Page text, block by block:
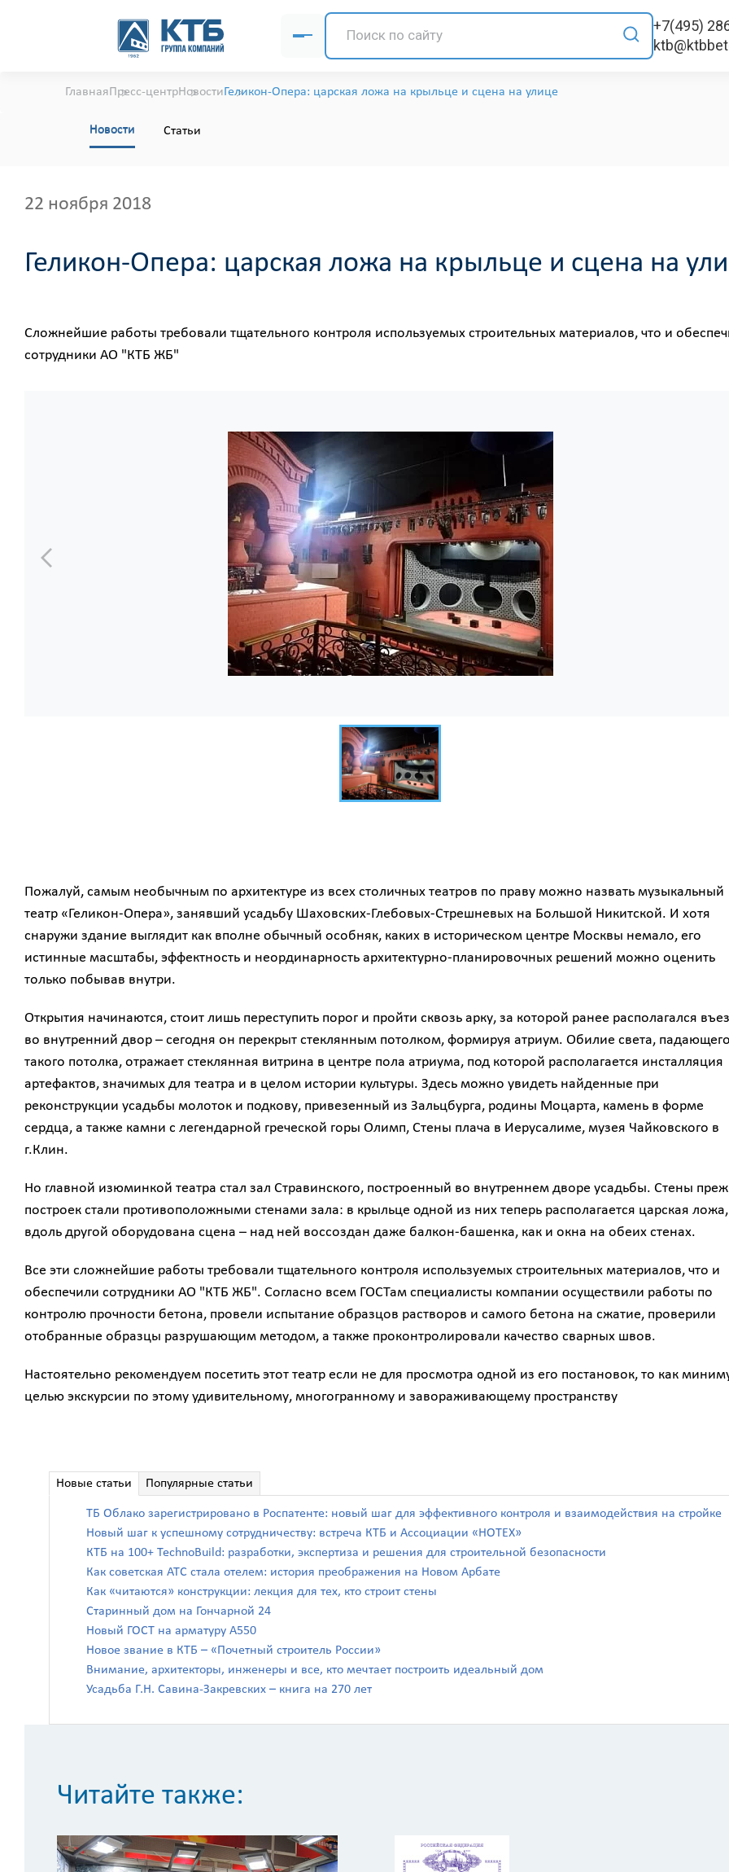
+7(495)
ГлавнаяПресс-центрНовостиГеликон-Опера: царская ложа на крыльце и сцена на улице
Новости Статьи
22 ноября 2018
Геликон-Опера: царская ложа на крыльце и сцена на
Cложнейшие работы требовали тщательного контроля используемых строительных материалов, что и
сотрудники АО "КТБ ЖБ"
Пожалуй, самым необычным по архитектуре из всех столичных театров по праву можно назвать музыкальный
театр «Геликон-Опера», занявший усадьбу Шаховских-Глебовых-Стрешневых на Большой Никитской. И хотя
снаружи здание выглядит как вполне обычный особняк, каких в историческом центре Москвы немало, его
истинные масштабы, эффектность и неординарность архитектурно-планировочных решений можно оценить
только побывав внутри.
Открытия начинаются, стоит лишь переступить порог и пройти сквозь арку, за которой ранее располагался
во внутренний двор – сегодня он перекрыт стеклянным потолком, формируя атриум. Обилие света,
такого потолка, отражает стеклянная витрина в центре пола атриума, под которой располагается инсталляция
артефактов, значимых для театра и в целом истории культуры. Здесь можно увидеть найденные при
реконструкции усадьбы молоток и подкову, привезенный из Зальцбурга, родины Моцарта, камень в форме
сердца, а также камни с легендарной греческой горы Олимп, Стены плача в Иерусалиме, музея Чайковского в
г.Клин.
Но главной изюминкой театра стал зал Стравинского, построенный во внутреннем дворе усадьбы. Стены
построек стали противоположными стенами зала: в крыльце одной из них теперь располагается царская
вдоль другой оборудована сцена – над ней воссоздан даже балкон-башенка, как и окна на обеих стенах.
Все эти сложнейшие работы требовали тщательного контроля используемых строительных материалов, что и
обеспечили сотрудники АО "КТБ ЖБ". Согласно всем ГОСТам специалисты компании осуществили работы по
контролю прочности бетона, провели испытание образцов растворов и самого бетона на сжатие, проверили
отобранные образцы разрушающим методом, а также проконтролировали качество сварных швов.
Настоятельно рекомендуем посетить этот театр если не для просмотра одной из его постановок, то как
целью экскурсии по этому удивительному, многогранному и завораживающему пространству
Новые статьи Популярные статьи
ТБ Облако зарегистрировано в Роспатенте: новый шаг для эффективного контроля и взаимодействия на стройке
Новый шаг к успешному сотрудничеству: встреча КТБ и Ассоциации «НОТЕХ»
КТБ на 100+ TechnoBuild: разработки, экспертиза и решения для строительной безопасности
Как советская АТС стала отелем: история преображения на Новом Арбате
Как «читаются» конструкции: лекция для тех, кто строит стены
Старинный дом на Гончарной 24
Новый ГОСТ на арматуру А550
Новое звание в КТБ – «Почетный строитель России»
Внимание, архитекторы, инженеры и все, кто мечтает построить идеальный дом
Усадьба Г.Н. Савина-Закревских – книга на 270 лет
Читайте также: